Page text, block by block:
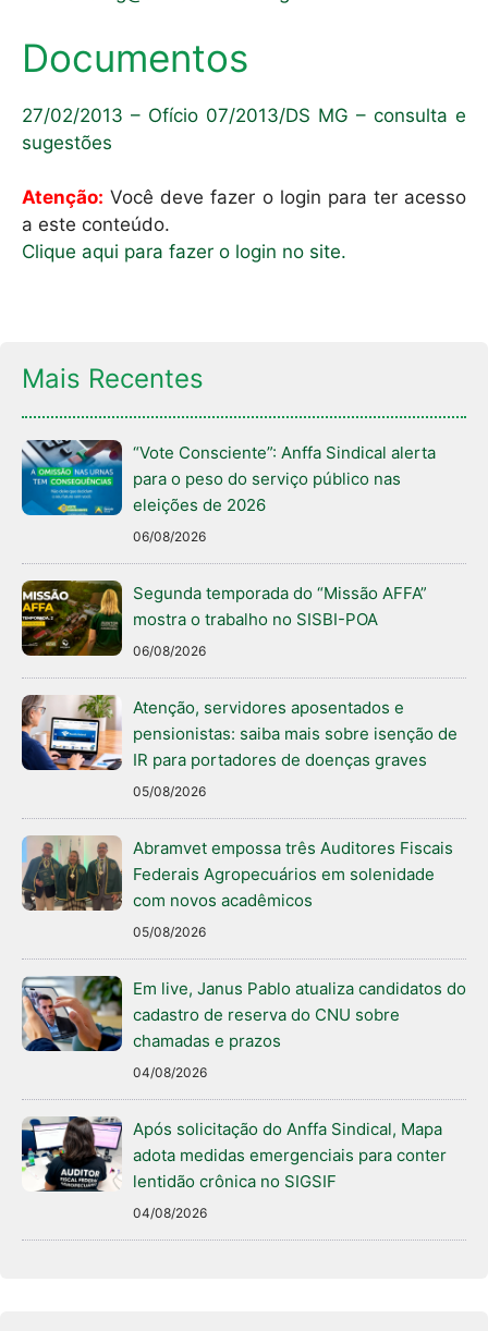
Documentos
27/02/2013 – Ofício 07/2013/DS MG – consulta e
sugestões
Atenção: Você deve fazer o login para ter acesso
a este conteúdo.
Clique aqui para fazer o login no site.
Mais Recentes
“Vote Consciente”: Anffa Sindical alerta
para o peso do serviço público nas
eleições de 2026
06/08/2026
Segunda temporada do “Missão AFFA”
mostra o trabalho no SISBI-POA
06/08/2026
Atenção, servidores aposentados e
pensionistas: saiba mais sobre isenção de
IR para portadores de doenças graves
05/08/2026
Abramvet empossa três Auditores Fiscais
Federais Agropecuários em solenidade
com novos acadêmicos
05/08/2026
Em live, Janus Pablo atualiza candidatos do
cadastro de reserva do CNU sobre
chamadas e prazos
04/08/2026
Após solicitação do Anffa Sindical, Mapa
adota medidas emergenciais para conter
lentidão crônica no SIGSIF
04/08/2026